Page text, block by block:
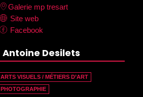
Galerie mp tresart
Site web
Facebook
Antoine Desilets
ARTS VISUELS / MÉTIERS D’ART
PHOTOGRAPHIE